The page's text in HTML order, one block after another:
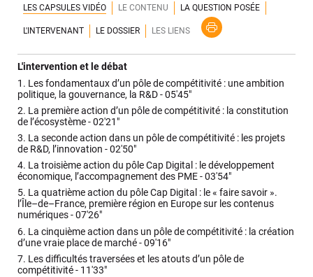
LES CAPSULES VIDÉO LE CONTENU LA QUESTION POSÉE
L'INTERVENANT LE DOSSIER LES LIENS
L'intervention et le débat
1. Les fondamentaux d’un pôle de compétitivité : une ambition
politique, la gouvernance, la R&D -05'45"
2. La première action d’un pôle de compétitivité : la constitution
de l’écosystème -02'21"
3. La seconde action dans un pôle de compétitivité : les projets
de R&D, l’innovation -02'50"
4. La troisième action du pôle Cap Digital : le développement
économique, l’accompagnement des PME -03'54"
5. La quatrième action du pôle Cap Digital : le « faire savoir ».
l’Île–de–France, première région en Europe sur les contenus
numériques -07'26"
6. La cinquième action dans un pôle de compétitivité : la création
d’une vraie place de marché -09'16"
7. Les difficultés traversées et les atouts d’un pôle de
compétitivité - 11'33"